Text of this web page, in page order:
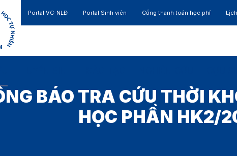
Portal VC-NLĐ Portal Sinh viên Cổng thanh toán học phí
BÁO TRA CỨU THỜI
HỌC PHẦN HK2/